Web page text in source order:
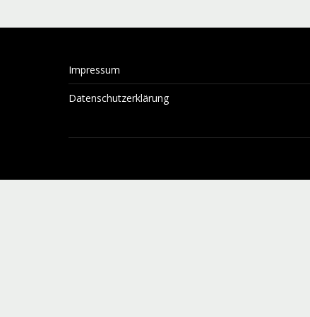
Impressum
Datenschutzerklärung